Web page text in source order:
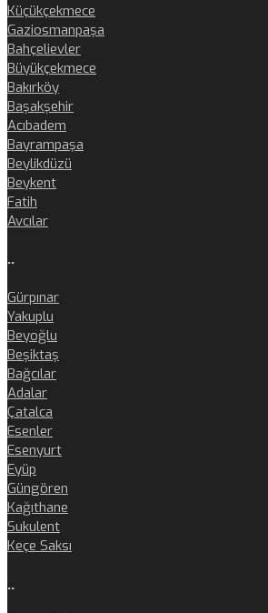
Küçükçekmece
Gaziosmanpaşa
Bahçelievler
Büyükçekmece
Bakırköy
Başakşehir
Acıbadem
Bayrampaşa
Beylikdüzü
Beykent
Fatih
Avcılar
..
Gürpınar
Yakuplu
Beyoğlu
Beşiktaş
Bağcılar
Adalar
Çatalca
Esenler
Esenyurt
Eyüp
Güngören
Kağıthane
Sukulent
Keçe Saksı
..